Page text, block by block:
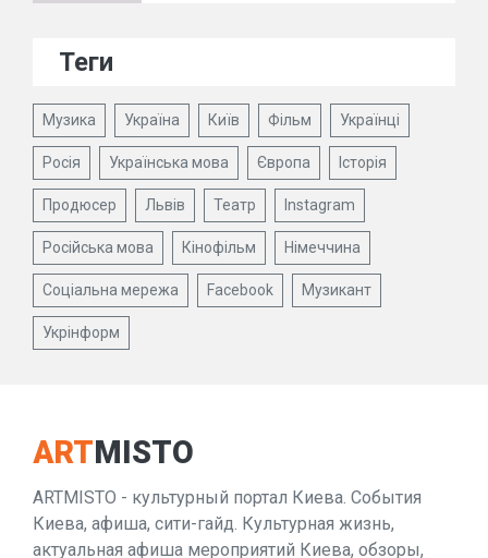
Теги
Музика Україна Київ Фільм Українці
Росія Українська мова Європа Історія
Продюсер Львів Театр Instagram
Російська мова Кінофільм Німеччина
Соціальна мережа Facebook Музикант
Укрінформ
ARTMISTO
ARTMISTO - культурный портал Киева. События
Киева, афиша, сити-гайд. Культурная жизнь,
актуальная афиша мероприятий Киева, обзоры,